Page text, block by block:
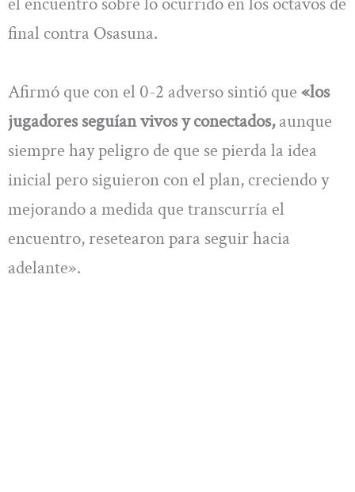
final contra Osasuna.
Afirmó que con el 0-2 adverso sintió que «los
jugadores seguían vivos y conectados,aunque
siempre hay peligro de que se pierda la idea
inicial pero siguieron con el plan, creciendo y
mejorando a medida que transcurría el
encuentro, resetearon para seguir hacia
adelante».